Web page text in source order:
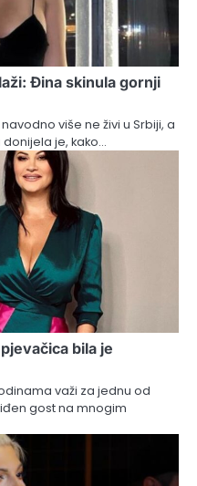
Đina skinula gornji
više ne živi u Srbiji, a
je, kako…
bila je
važi za jednu od
gost na mnogim